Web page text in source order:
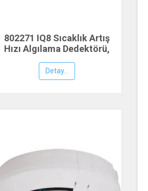
802271 IQ8 Sıcaklık Artış
Hızı Algılama Dedektörü,
ESSER by Honeywell
Detay...